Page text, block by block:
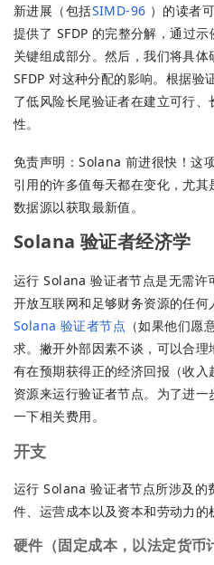
新进展（包括SIMD-96 ）的读者
提供了 SFDP 的完整分解，通过
关键组成部分。然后，我们将具
SFDP 对这种分配的影响。根据验
了低风险长尾验证者在建立可行
性。
免责声明：Solana 前进很快！这
引用的许多值每天都在变化，尤
数据源以获取最新值。
Solana 验证者经济学
运行 Solana 验证者节点是无需许
开放互联网和足够财务资源的任
Solana 验证者节点 （如果他们愿
求。撇开外部因素不谈，可以合
有在预期获得正的经济回报（收
资源来运行验证者节点。为了进
一下相关费用。
开支
运行 Solana 验证者节点所涉及的
件、运营成本以及资本和劳动力的
硬件（固定成本，以法定货币